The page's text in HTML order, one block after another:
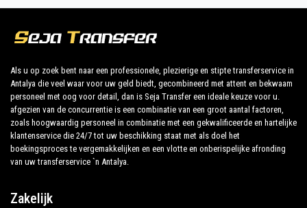
onze klanten de zekerheid van een professionele
service voor iedereen, dankzij onze vaste prijzen en
economische voorwaarden. Onze klanten zijn onze
topprioriteit en zullen profiteren van auto's die zijn
uitgerust met alle comfort en personeel dat hun
beroep waardig is.
Ons bedrijf heeft een uitstekende reputatie in de
Ozkaymak Incekum Hotel
TT Hotels Pegasos Club
Fun Sun Smart Miarosa Incekum
Utopia Resort Residence
Annabella Diamond Hotel Spa
Antik Hotel
Als u op zoek bent naar een professionele, plezierige en stipte transferservice in
Antalya die veel waar voor uw geld biedt, gecombineerd met attent en bekwaam
personeel met oog voor detail, dan is Seja Transfer een ideale keuze voor u.
afgezien van de concurrentie is een combinatie van een groot aantal factoren,
zoals hoogwaardig personeel in combinatie met een gekwalificeerde en hartelijke
klantenservice die 24/7 tot uw beschikking staat met als doel het
boekingsproces te vergemakkelijken en een vlotte en onberispelijke afronding
van uw transferservice `n Antalya.
Zakelijk